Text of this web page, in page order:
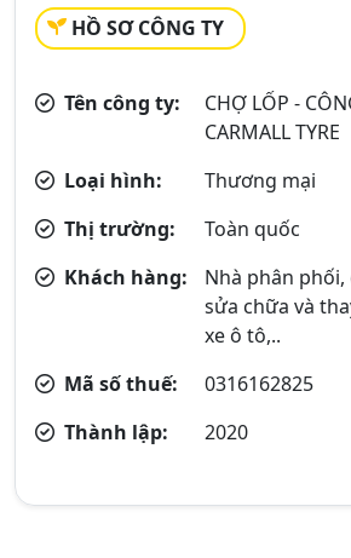
HỒ SƠ CÔNG TY
Tên công ty:
CHỢ LỐP -
CARMALL TYRE
Loại hình:
Thương mại
Thị trường:
Toàn quốc
Khách hàng:
Nhà phân phối,
sửa chữa và
xe ô tô,..
Mã số thuế:
0316162825
Thành lập:
2020